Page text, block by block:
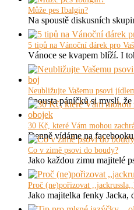
Může pes Ibalgin?
Na spoustě diskusních
5 tipů na Vánoční dárek pro
Vánoce se kvapem blíží. I
Neubližujte Vašemu psovi
Spousta páníčků si myslí, že
30 Kč, které Vám mohou
Denně vídáme na
Co v zimě psovi do boudy?
Jako každou zimu majitelé
Proč (ne)pořizovat
Jako majitelka fenky Jacka,